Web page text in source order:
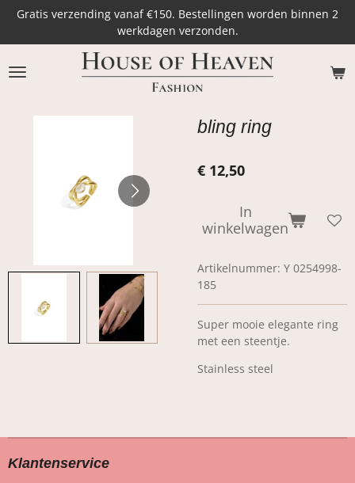
Ga
naar
de
hoofdinhoud
Gratis verzending vanaf €150. Bestellingen worden binnen 2
werkdagen verzonden.
bling ring
€ 12,50
In
winkelwagen
Artikelnummer: Y 0254998-
185
Super mooie elegante ring
met een steentje.
Stainless steel
Klantenservice